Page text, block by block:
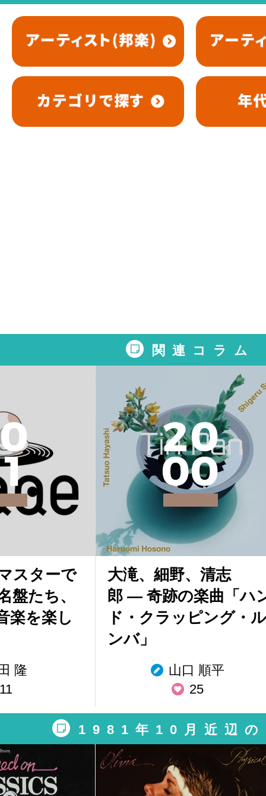
関連コラム
1
スターで
盤たち、
楽を楽し
隆
11
20
00
大滝、細野、清志
郎 — 奇跡の楽曲「ハ
ド・クラッピング・ル
ンバ」
山口 順平
25
1981年10月近辺の